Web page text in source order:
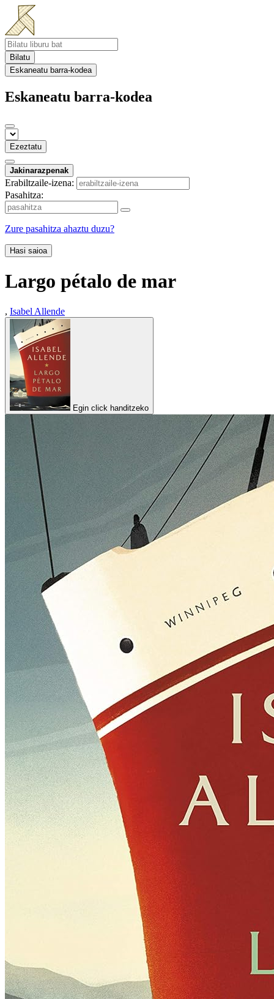
Bilatu
Eskaneatu barra-kodea
Eskaneatu barra-kodea
Ezeztatu
Jakinarazpenak
Erabiltzaile-izena:
Pasahitza:
Zure pasahitza ahaztu duzu?
Hasi saioa
Largo pétalo de mar
, Isabel Allende
Egin click handitzeko